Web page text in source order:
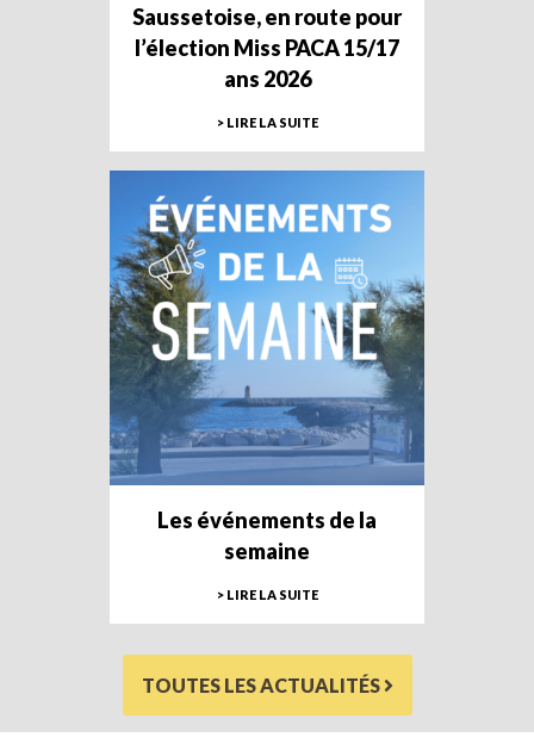
Saussetoise, en route pour
l’élection Miss PACA 15/17
ans 2026
> LIRE LA SUITE
Les événements de la
semaine
> LIRE LA SUITE
TOUTES LES ACTUALITÉS